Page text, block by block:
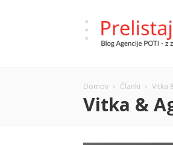
Domov Članki Vitka
Vitka &